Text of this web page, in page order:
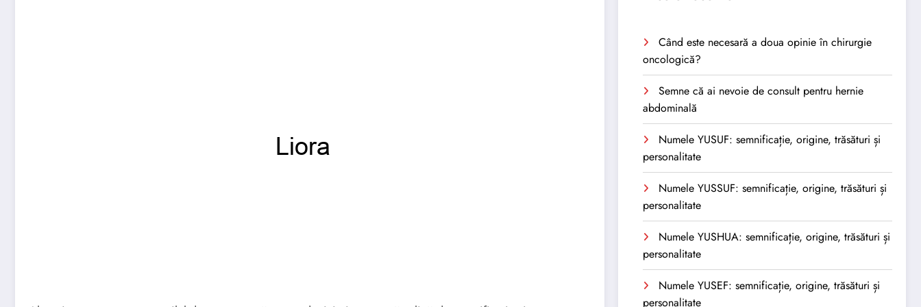
Când este necesară a doua opinie în chirurgie
oncologică?
Semne că ai nevoie de consult pentru hernie
abdominală
Numele YUSUF: semnificație, origine, trăsături și
personalitate
Numele YUSSUF: semnificație, origine, trăsături și
personalitate
Numele YUSHUA: semnificație, origine, trăsături și
personalitate
Numele YUSEF: semnificație, origine, trăsături și
personalitate